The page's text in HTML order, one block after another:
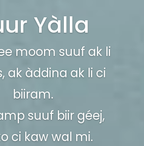
Yàlla
moom suuf ak li
ak àddina ak li ci
biiram.
suuf biir géej,
ci kaw wal mi.